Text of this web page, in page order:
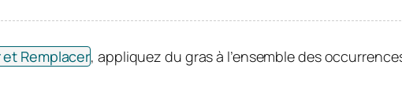
Remplacer, appliquez du gras à l’ensemble des